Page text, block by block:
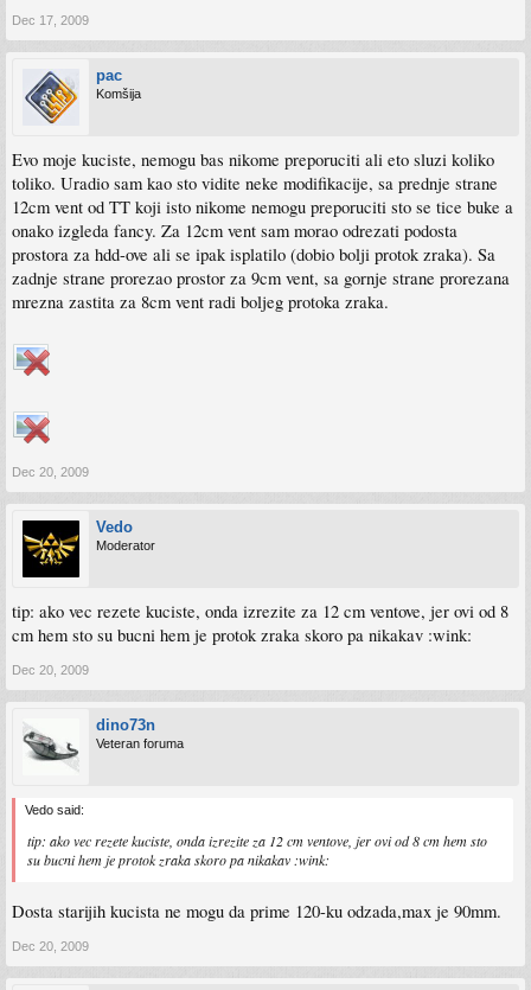
Dec 17, 2009
pac
Komšija
Evo moje kuciste, nemogu bas nikome preporuciti ali eto sluzi koliko
toliko. Uradio sam kao sto vidite neke modifikacije, sa prednje strane
12cm vent od TT koji isto nikome nemogu preporuciti sto se tice buke a
onako izgleda fancy. Za 12cm vent sam morao odrezati podosta
prostora za hdd-ove ali se ipak isplatilo (dobio bolji protok zraka). Sa
zadnje strane prorezao prostor za 9cm vent, sa gornje strane prorezana
mrezna zastita za 8cm vent radi boljeg protoka zraka.
Dec 20, 2009
Vedo
Moderator
tip: ako vec rezete kuciste, onda izrezite za 12 cm ventove, jer ovi od 8
cm hem sto su bucni hem je protok zraka skoro pa nikakav :wink:
Dec 20, 2009
dino73n
Veteran foruma
Vedo said:
tip: ako vec rezete kuciste, onda izrezite za 12 cm ventove, jer ovi od 8 cm hem sto
su bucni hem je protok zraka skoro pa nikakav :wink:
Dosta starijih kucista ne mogu da prime 120-ku odzada,max je 90mm.
Dec 20, 2009